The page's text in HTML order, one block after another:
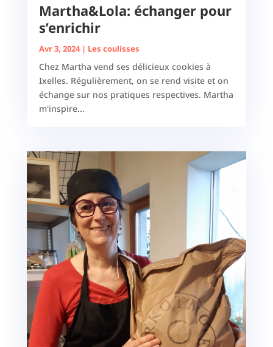
Martha&Lola: échanger pour
s’enrichir
Avr 3, 2024| Les coulisses
Chez Martha vend ses délicieux cookies à
Ixelles. Régulièrement, on se rend visite et on
échange sur nos pratiques respectives. Martha
m'inspire...